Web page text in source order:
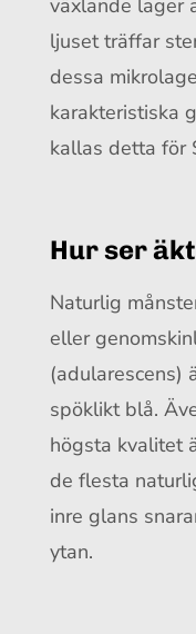
ljuset träffar
dessa
karakteristiska
kallas detta för
Hur ser
Naturlig
eller
(adularescens)
spöklikt blå.
högsta kvalitet
de flesta
inre glans
ytan.